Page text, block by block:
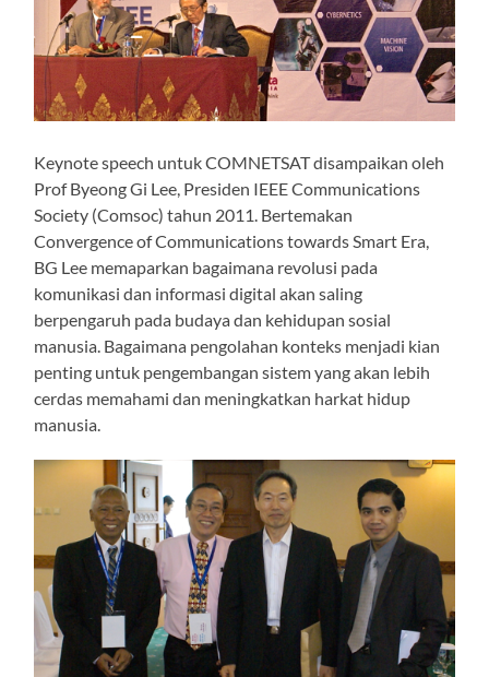
Keynote speech untuk COMNETSAT disampaikan oleh
Prof Byeong Gi Lee, Presiden IEEE Communications
Society (Comsoc) tahun 2011. Bertemakan
Convergence of Communications towards Smart Era,
BG Lee memaparkan bagaimana revolusi pada
komunikasi dan informasi digital akan saling
berpengaruh pada budaya dan kehidupan sosial
manusia. Bagaimana pengolahan konteks menjadi kian
penting untuk pengembangan sistem yang akan lebih
cerdas memahami dan meningkatkan harkat hidup
manusia.